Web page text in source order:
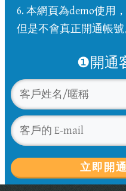
6. 本網頁為demo使用
但是不會真正開通帳號
❶開通
立即開